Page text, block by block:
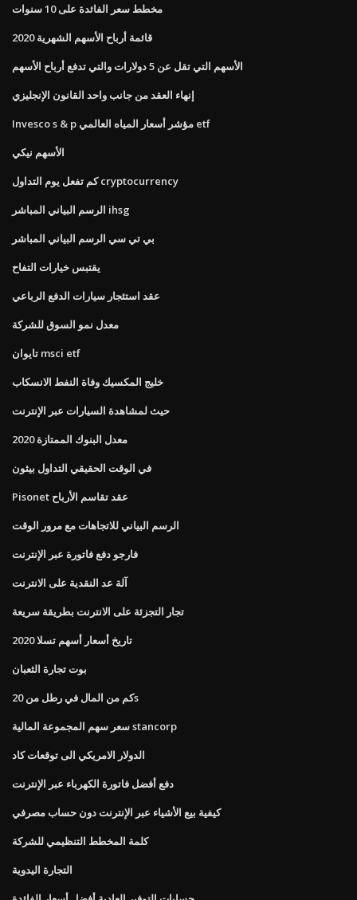
مخطط سعر الفائدة على 10 سنوات
قائمة أرباح الأسهم الشهرية 2020
الأسهم التي تقل عن 5 دولارات والتي تدفع أرباح الأسهم
إنهاء العقد من جانب واحد القانون الإنجليزي
Invesco s & p مؤشر أسعار المياه العالمي etf
الأسهم نيكي
كم تفعل يوم التداول cryptocurrency
الرسم البياني المباشر ihsg
بي تي سي الرسم البياني المباشر
يقتبس خيارات التفاح
عقد استئجار سيارات الدفع الرباعي
معدل نمو السوق للشركة
تايوان msci etf
خليج المكسيك وفاة النفط الانسكاب
حيث لمشاهدة السيارات عبر الإنترنت
معدل البنوك الممتازة 2020
في الوقت الحقيقي التداول بيثون
Pisonet عقد تقاسم الأرباح
الرسم البياني للاتجاهات مع مرور الوقت
فارجو دفع فاتورة عبر الإنترنت
آلة عد النقدية على الانترنت
تجار التجزئة على الانترنت بطريقة سريعة
تاريخ أسعار أسهم تسلا 2020
بوت تجارة الثعبان
كم من المال في رطل من 20s
سعر سهم المجموعة المالية stancorp
الدولار الامريكي الى توقعات كاد
دفع أفضل فاتورة الكهرباء عبر الإنترنت
كيفية بيع الأشياء عبر الإنترنت دون حساب مصرفي
كلمة المخطط التنظيمي للشركة
التجارة اليدوية